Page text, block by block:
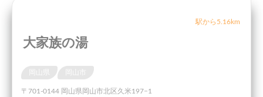
駅から5.16km
大家族の湯
〒701-0144 岡山県岡山市北区久米197−1